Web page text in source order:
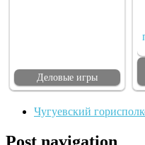
Деловые игры
Чугуевский
Post navigation